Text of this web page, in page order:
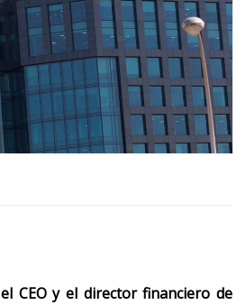
el CEO y el director financiero de